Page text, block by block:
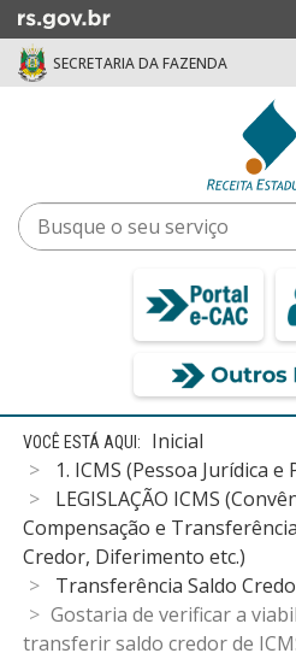
para
menu
SECRETARIA DA FAZENDA
Busque
o
Início
conteúdo
Inicial
1. ICMS (Pessoa Jurídica
LEGISLAÇÃO ICMS
Compensação e
Credor, Diferimento etc.)
Transferência Saldo
Gostaria de verificar a
transferir saldo credor de